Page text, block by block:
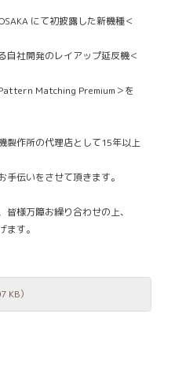
にて初披露した新機種＜
自社開発のレイアップ延反機＜
Matching Premium＞を
作所の代理店として15年以上
伝いをさせて頂きます。
様万障お繰り合わせの上、
す。
KB）